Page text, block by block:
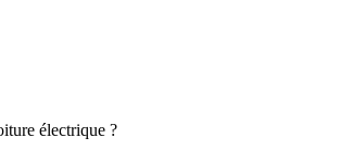
électrique ?